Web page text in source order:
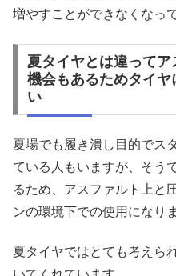
増やすことができなくなっ
夏タイヤとは違って
機会もあるためタイ
い
夏場でも履き潰し目的でス
ている人もいますが、そう
るため、アスファルト上と
ンの環境下での使用になり
夏タイヤではとても考えら